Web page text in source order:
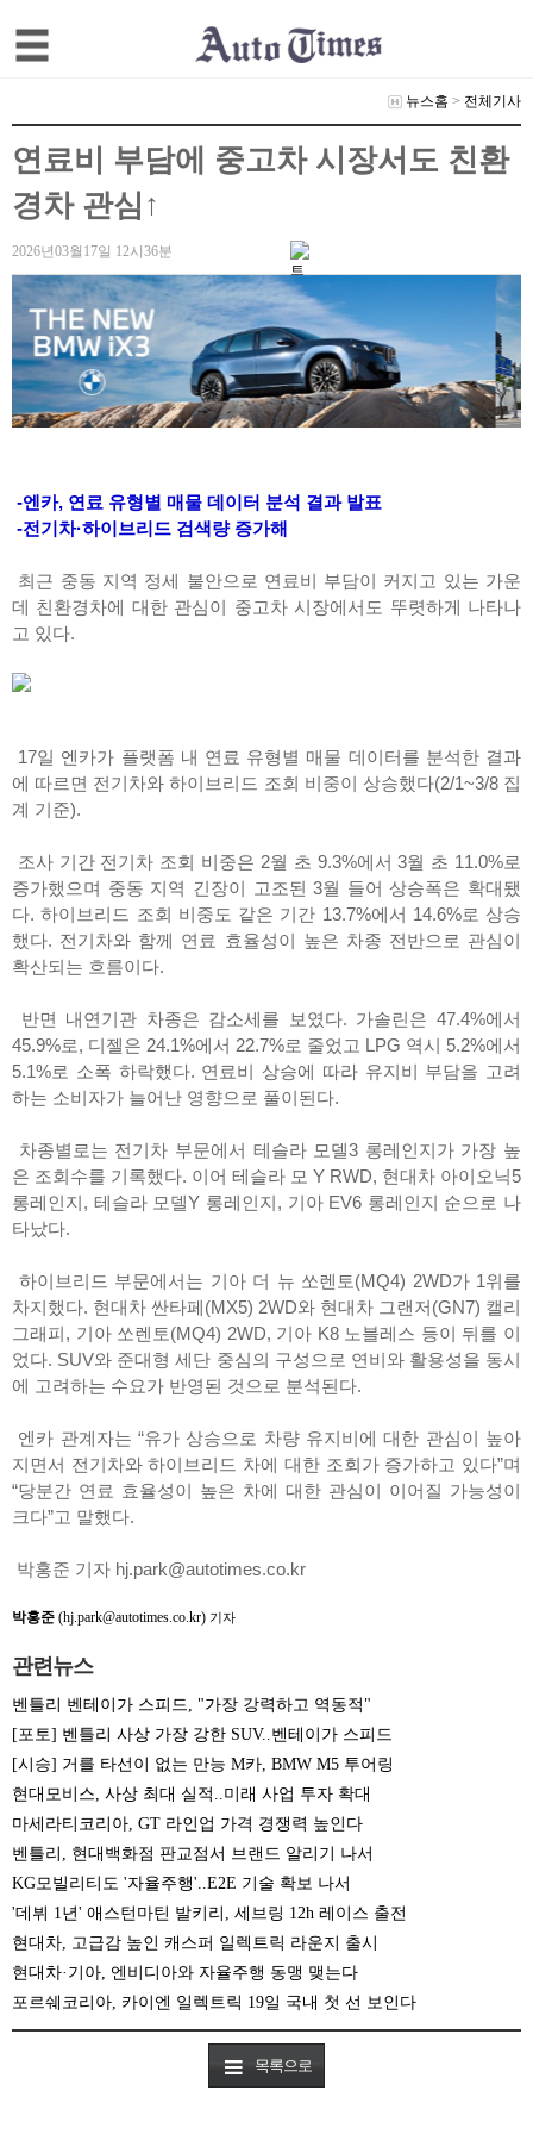
뉴스홈 > 전체기사
연료비 부담에 중고차 시장서도 친환
경차 관심↑
2026년03월17일 12시36분
-엔카, 연료 유형별 매물 데이터 분석 결과 발표
-전기차·하이브리드 검색량 증가해
최근 중동 지역 정세 불안으로 연료비 부담이 커지고 있는 가운
데 친환경차에 대한 관심이 중고차 시장에서도 뚜렷하게 나타나
고 있다.
17일 엔카가 플랫폼 내 연료 유형별 매물 데이터를 분석한 결과
에 따르면 전기차와 하이브리드 조회 비중이 상승했다(2/1~3/8 집
계 기준).
조사 기간 전기차 조회 비중은 2월 초 9.3%에서 3월 초 11.0%로
증가했으며 중동 지역 긴장이 고조된 3월 들어 상승폭은 확대됐
다. 하이브리드 조회 비중도 같은 기간 13.7%에서 14.6%로 상승
했다. 전기차와 함께 연료 효율성이 높은 차종 전반으로 관심이
확산되는 흐름이다.
반면 내연기관 차종은 감소세를 보였다. 가솔린은 47.4%에서
45.9%로, 디젤은 24.1%에서 22.7%로 줄었고 LPG 역시 5.2%에서
5.1%로 소폭 하락했다. 연료비 상승에 따라 유지비 부담을 고려
하는 소비자가 늘어난 영향으로 풀이된다.
차종별로는 전기차 부문에서 테슬라 모델3 롱레인지가 가장 높
은 조회수를 기록했다. 이어 테슬라 모 Y RWD, 현대차 아이오닉5
롱레인지, 테슬라 모델Y 롱레인지, 기아 EV6 롱레인지 순으로 나
타났다.
하이브리드 부문에서는 기아 더 뉴 쏘렌토(MQ4) 2WD가 1위를
차지했다. 현대차 싼타페(MX5) 2WD와 현대차 그랜저(GN7) 캘리
그래피, 기아 쏘렌토(MQ4) 2WD, 기아 K8 노블레스 등이 뒤를 이
었다. SUV와 준대형 세단 중심의 구성으로 연비와 활용성을 동시
에 고려하는 수요가 반영된 것으로 분석된다.
엔카 관계자는 “유가 상승으로 차량 유지비에 대한 관심이 높아
지면서 전기차와 하이브리드 차에 대한 조회가 증가하고 있다”며
“당분간 연료 효율성이 높은 차에 대한 관심이 이어질 가능성이
크다”고 말했다.
박홍준 기자 hj.park@autotimes.co.kr
박홍준 (hj.park@autotimes.co.kr) 기자
관련뉴스
벤틀리 벤테이가 스피드, "가장 강력하고 역동적"
[포토] 벤틀리 사상 가장 강한 SUV..벤테이가 스피드
[시승] 거를 타선이 없는 만능 M카, BMW M5 투어링
현대모비스, 사상 최대 실적..미래 사업 투자 확대
마세라티코리아, GT 라인업 가격 경쟁력 높인다
벤틀리, 현대백화점 판교점서 브랜드 알리기 나서
KG모빌리티도 '자율주행'..E2E 기술 확보 나서
'데뷔 1년' 애스턴마틴 발키리, 세브링 12h 레이스 출전
현대차, 고급감 높인 캐스퍼 일렉트릭 라운지 출시
현대차·기아, 엔비디아와 자율주행 동맹 맺는다
포르쉐코리아, 카이엔 일렉트릭 19일 국내 첫 선 보인다
목록으로